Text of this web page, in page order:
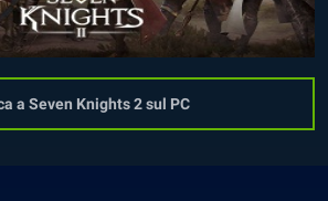
a Seven Knights 2 sul PC